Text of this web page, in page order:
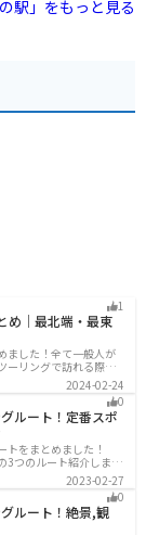
楽しむこともでき
しめるスポットが
知町は、
、道の駅でも、包
駅」をもっと見る
1
め｜最北端・最東
ました！全て一般人が
ーリングで訪れる際の
2024-02-24
0
ルート！定番スポ
トをまとめました！
3つのルート紹介しま
、歴史的価値のある建
なくツーリングを堪能
リングに行く際は参考
2023-02-27
0
ルート！絶景,観